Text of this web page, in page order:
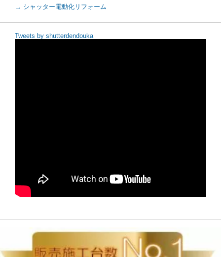
→ シャッター電動化リフォーム
Tweets by shutterdendouka